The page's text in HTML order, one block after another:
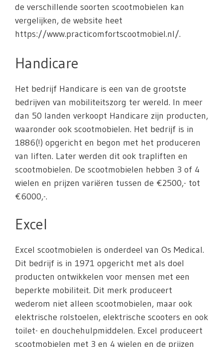
de verschillende soorten scootmobielen kan
vergelijken, de website heet
https://www.practicomfortscootmobiel.nl/.
Handicare
Het bedrijf Handicare is een van de grootste
bedrijven van mobiliteitszorg ter wereld. In meer
dan 50 landen verkoopt Handicare zijn producten,
waaronder ook scootmobielen. Het bedrijf is in
1886(!) opgericht en begon met het produceren
van liften. Later werden dit ook trapliften en
scootmobielen. De scootmobielen hebben 3 of 4
wielen en prijzen variëren tussen de €2500,- tot
€6000,-.
Excel
Excel scootmobielen is onderdeel van Os Medical.
Dit bedrijf is in 1971 opgericht met als doel
producten ontwikkelen voor mensen met een
beperkte mobiliteit. Dit merk produceert
wederom niet alleen scootmobielen, maar ook
elektrische rolstoelen, elektrische scooters en ook
toilet- en douchehulpmiddelen. Excel produceert
scootmobielen met 3 en 4 wielen en de prijzen